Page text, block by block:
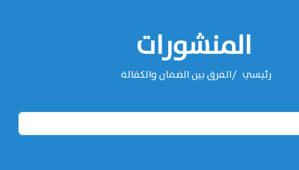
المنشورات
رئيسي الفرق بين الضمان والكفالة